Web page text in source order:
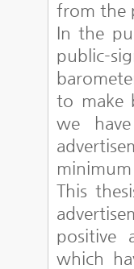
from the
In the
public-
to make
we
This
positive
which